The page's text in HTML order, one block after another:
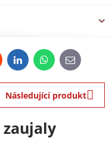
LinkedInWhatsApp
E-
mail
Následující produkt